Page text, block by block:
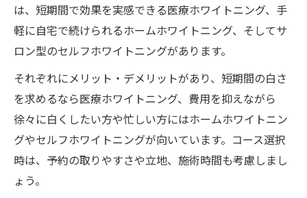
は、短期間で効果を実感できる医療ホワイトニング、手
軽に自宅で続けられるホームホワイトニング、そしてサ
ロン型のセルフホワイトニングがあります。
それぞれにメリット・デメリットがあり、短期間の白さ
を求めるなら医療ホワイトニング、費用を抑えながら
徐々に白くしたい方や忙しい方にはホームホワイトニン
グやセルフホワイトニングが向いています。コース選択
時は、予約の取りやすさや立地、施術時間も考慮しまし
ょう。